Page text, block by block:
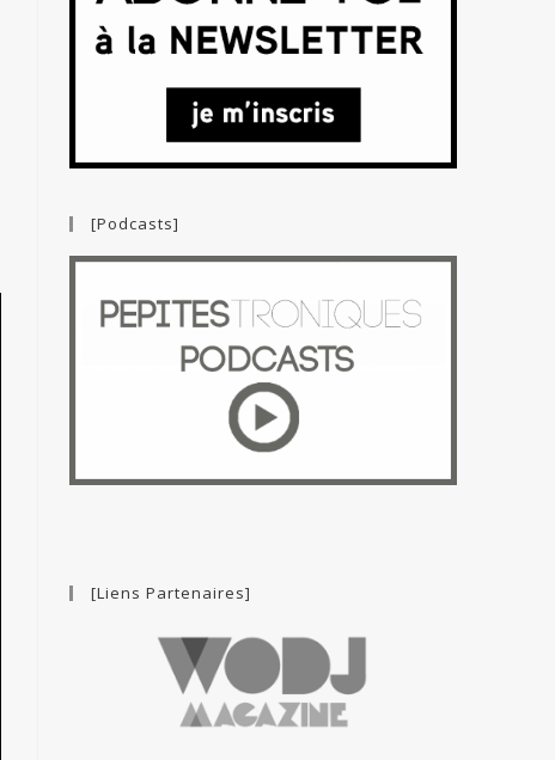
[Podcasts]
[Liens Partenaires]